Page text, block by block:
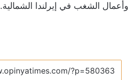
وأعمال الشغب في إيرلندا الشمالية.